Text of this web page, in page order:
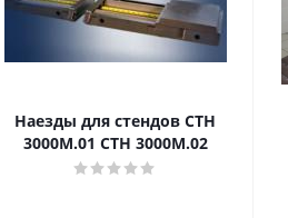
Наезды для стендов СТН
3000М.01 СТН 3000М.02